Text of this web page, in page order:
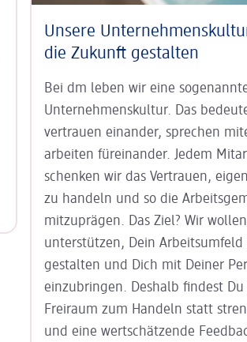
Unsere
die Zukunft gestalten
Bei dm leben wir eine
Unternehmenskultur. Das
vertrauen einander, sprechen
arbeiten füreinander. Jedem
schenken wir das Vertrauen,
zu handeln und so die Arbeitsge
mitzuprägen. Das Ziel? Wir
unterstützen, Dein Arbeitsumfeld
gestalten und Dich mit Deiner
einzubringen. Deshalb findest
Freiraum zum Handeln statt
und eine wertschätzende